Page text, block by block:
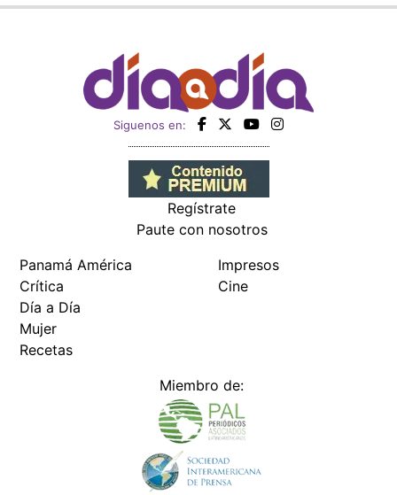
Siguenos en:
Regístrate
Paute con nosotros
Panamá América
Crítica
Día a Día
Mujer
Recetas
Impresos
Cine
Miembro de: